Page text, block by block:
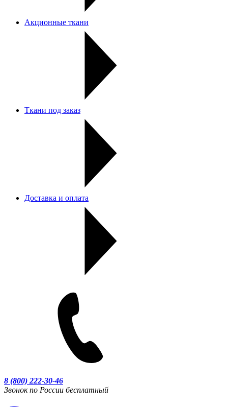
Акционные ткани
Ткани под заказ
Доставка и оплата
8 (800) 222-30-46
Звонок по России бесплатный